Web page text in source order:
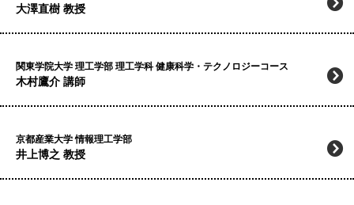
大澤直樹 教授
関東学院大学 理工学部 理工学科 健康科学・テクノロジーコース
木村鷹介 講師
京都産業大学 情報理工学部
井上博之 教授